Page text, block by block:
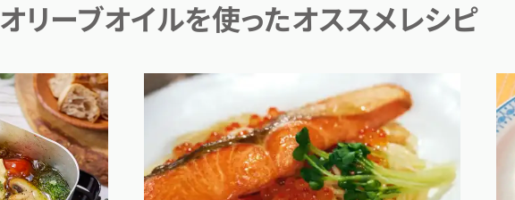
オリーブオイルを使ったオススメレシピ